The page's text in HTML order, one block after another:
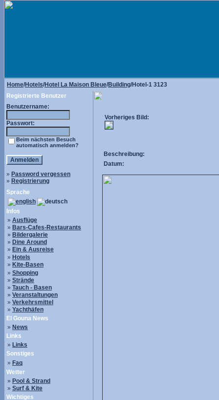
Home/Hotels/Hotel La Maison Bleue/Building/Hotel-1 3123
Registrierte Benutzer
Benutzername:
Passwort:
Beim nächsten Besuch
automatisch anmelden?
» Password vergessen
» Registrierung
Sprache
Infos
» Ausflüge
» Bars-Cafes-Restaurants
» Bildergalerie
» Dine Around
» Ein & Ausreise
» Hotels
» Kite-Basen
» Shopping
» Strände
» Tauch - Basen
» Veranstaltungen
» Verkehrsmittel
» Yachthäfen
El Gouna News
» News
Links
» Links
Sonstiges
» Faq
Wetter
» Pool & Strand
» Surf & Kite
Wichtiges
Vorheriges Bild:
Beschreibung:
Datum: